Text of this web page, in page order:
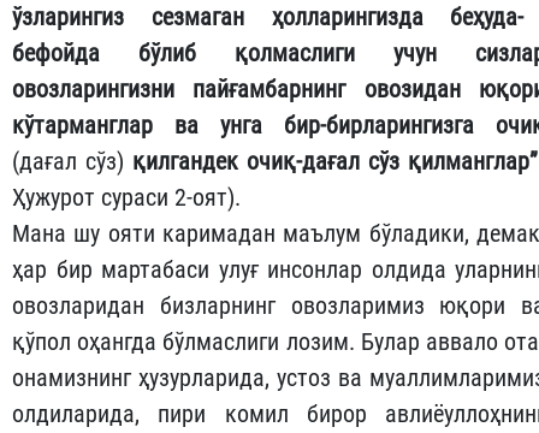
ўзларингиз сезмаган ҳолларингизда беҳуда-
бефойда бўлиб қолмаслиги учун
овозларингизни пайғамбарнинг овозидан
кўтарманглар ва унга бир-бирларингизга
(дағал сўз) қилгандек очиқ-дағал сўз
Ҳужурот сураси 2-оят).
Мана шу ояти каримадан маълум бўладики,
ҳар бир мартабаси улуғ инсонлар олдида
овозларидан бизларнинг овозларимиз юқори
қўпол оҳангда бўлмаслиги лозим. Булар аввало
онамизнинг ҳузурларида, устоз ва
олдиларида, пири комил бирор